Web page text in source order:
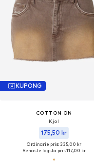
KUPONG
COTTON ON
Kjol
175,50 kr
Ordinarie pris: 335,00 kr
Senaste lägsta pris:117,00 kr